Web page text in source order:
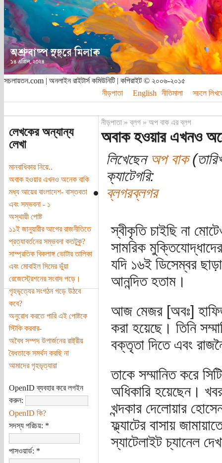
সচলায়তন.com | অনলাইন রাইটার্স কমিউনিটি | কপিরাইট © ২০০৬-২০১৫
নীড়পাতা
English নীতিমালা সচলে
লেখকের অন্যান্য
লেখা
মানবাধিকার নিয়ে..
অবাক হওয়ার এখনও অনেক বাকি
মধ্য আয়ের বাংলাদেশ- বাস্তবতা
এবং সম্ভবনা - ১
অস্থায়ী পোষ্ট
১১ই জানুয়ারীর আগের রাজনীতিতে
প্রত্যাবর্তনের সম্ভবনা কতটুকু?
সাম্প্রতিক বিকলাঙ্গ ভোটার তালিকা
এবং মোবাইল সিমের ভুঁয়া
রেজেস্ট্রেশনের সংবাদ পড়ে।
গৃহভৃত্যের সংগঠন গড়ে উঠবে
কবে?
অনুরোধ করতে পারি এই পোষ্টকে
স্টিকি করবার-
অবৈধ সম্পদ উপার্জনের রাষ্ট্রীয়
বৈধতাকে সমর্থন করছি না
আমাদের গৃহভৃত্যারা
OpenID ব্যবহার করে লগইন
করুন:
OpenID কি?
সদস্য পরিচয়: *
পাসওয়ার্ড: *
নীড়পাতা»ব্লগ» অপ বাক এর ব্লগ
অবাক হওয়ার এখনও
লিখেছেন অপ বাক
ক্যাটেগরি:
ব্লগরব্লগর
স্বীকৃতি চাইছি না
সামরিক
যদি ১৬ই ডিসেম্বর
আনন্দিত হতাম।
আজ মেজর [অবঃ]
করা হয়েছে। তিনি
বক্তৃতা দিতে এবং
তাকে সম্মানিত করে
অধিকারি হয়েছেন।
খন্দকার দেলোয়ার
ফ্ল্যাটের বাসায়
স্যাটেলাইট চ্যানেল